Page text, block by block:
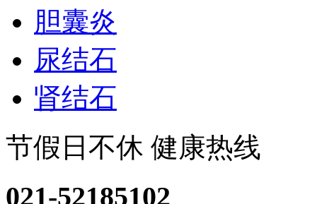
胆囊炎
尿结石
肾结石
节假日不休 健康热线
021-52185102